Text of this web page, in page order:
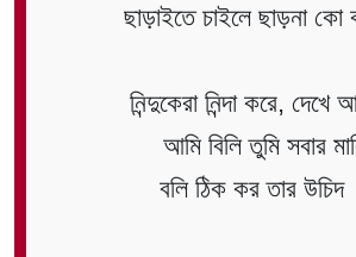
ছাড়াইতে চাইলে ছাড়না
নিন্দুকেরা নিন্দা করে, দেখে
আমি বিলি তুমি সবার
বলি ঠিক কর তার